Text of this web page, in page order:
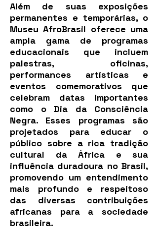
Além de suas exposições
permanentes e temporárias, o
Museu AfroBrasil oferece uma
ampla gama de programas
educacionais que incluem
palestras, oficinas,
performances artísticas e
eventos comemorativos que
celebram datas importantes
como o Dia da Consciência
Negra. Esses programas são
projetados para educar o
público sobre a rica tradição
cultural da África e sua
influência duradoura no Brasil,
promovendo um entendimento
mais profundo e respeitoso
das diversas contribuições
africanas para a sociedade
brasileira.